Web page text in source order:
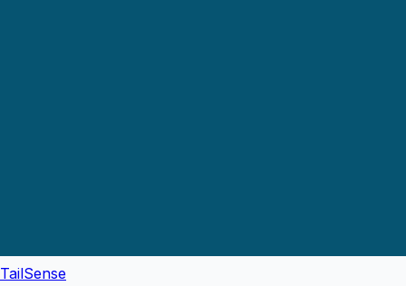
TailSense